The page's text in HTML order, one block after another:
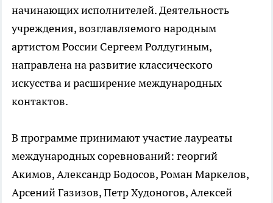
начинающих исполнителей. Деятельность
учреждения, возглавляемого народным
артистом России Сергеем Ролдугиным,
направлена на развитие классического
искусства и расширение международных
контактов.
В программе принимают участие лауреаты
международных соревнований: георгий
Акимов, Александр Бодосов, Роман Маркелов,
Арсений Газизов, Петр Худоногов, Алексей